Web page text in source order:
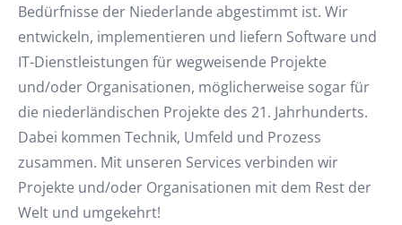
Bedürfnisse der Niederlande abgestimmt ist. Wir
entwickeln, implementieren und liefern Software und
IT-Dienstleistungen für wegweisende Projekte
und/oder Organisationen, möglicherweise sogar für
die niederländischen Projekte des 21. Jahrhunderts.
Dabei kommen Technik, Umfeld und Prozess
zusammen. Mit unseren Services verbinden wir
Projekte und/oder Organisationen mit dem Rest der
Welt und umgekehrt!